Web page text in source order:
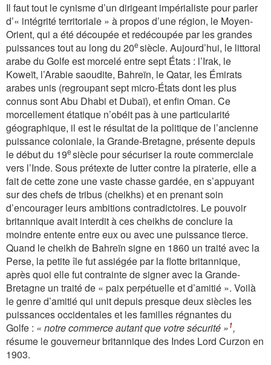
Il faut tout le cynisme d’un dirigeant impérialiste pour parler
d’« intégrité territoriale » à propos d’une région, le Moyen-
Orient, qui a été découpée et redécoupée par les grandes
puissances tout au long du 20esiècle. Aujourd’hui, le littoral
arabe du Golfe est morcelé entre sept États : l’Irak, le
Koweït, l’Arabie saoudite, Bahreïn, le Qatar, les Émirats
arabes unis (regroupant sept micro-États dont les plus
connus sont Abu Dhabi et Dubaï), et enfin Oman. Ce
morcellement étatique n’obéit pas à une particularité
géographique, il est le résultat de la politique de l’ancienne
puissance coloniale, la Grande-Bretagne, présente depuis
le début du 19esiècle pour sécuriser la route commerciale
vers l’Inde. Sous prétexte de lutter contre la piraterie, elle a
fait de cette zone une vaste chasse gardée, en s’appuyant
sur des chefs de tribus (cheikhs) et en prenant soin
d’encourager leurs ambitions contradictoires. Le pouvoir
britannique avait interdit à ces cheikhs de conclure la
moindre entente entre eux ou avec une puissance tierce.
Quand le cheikh de Bahreïn signe en 1860 un traité avec la
Perse, la petite île fut assiégée par la flotte britannique,
après quoi elle fut contrainte de signer avec la Grande-
Bretagne un traité de « paix perpétuelle et d’amitié ». Voilà
le genre d’amitié qui unit depuis presque deux siècles les
puissances occidentales et les familles régnantes du
Golfe : « notre commerce autant que votre sécurité »1,
résume le gouverneur britannique des Indes Lord Curzon en
1903.